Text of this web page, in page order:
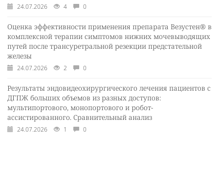
24.07.2026 4 0
Оценка эффективности применения препарата Везустен® в
комплексной терапии симптомов нижних мочевыводящих
путей после трансуретральной резекции предстательной
железы
24.07.2026 2 0
Результаты эндовидеохирургического лечения пациентов с
ДГПЖ больших объемов из разных доступов:
мультипортового, монопортового и робот-
ассистированного. Сравнительный анализ
24.07.2026 1 0